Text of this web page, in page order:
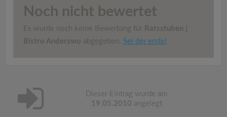
Noch nicht bewertet
Es wurde noch keine Bewertung für Ratsstuben |
Bistro Anderswo abgegeben. Sei der erste!
Dieser Eintrag wurde am
19.05.2010 angelegt